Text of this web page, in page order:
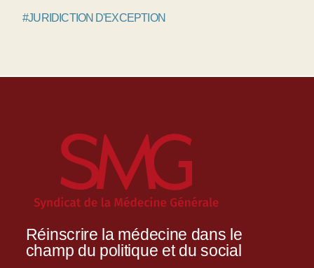
#JURIDICTION D'EXCEPTION
Réinscrire la médecine dans le
champ du politique et du social